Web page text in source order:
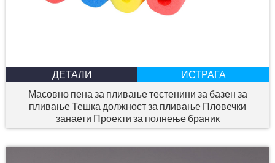
ДЕТАЛИ
ИСТРАГА
Масовно пена за пливање тестенини за базен за
пливање Тешка должност за пливање Пловечки
занаети Проекти за полнење браник